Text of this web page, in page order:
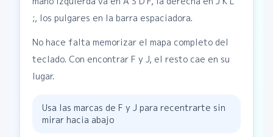
;, los pulgares en la barra espaciadora.
No hace falta memorizar el mapa completo del
teclado. Con encontrar F y J, el resto cae en su
lugar.
Usa las marcas de F y J para recentrarte sin
mirar hacia abajo